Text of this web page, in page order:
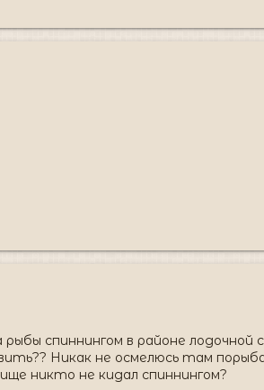
спиннингом в районе лодочной
Никак не осмелюсь там
никто не кидал спиннингом?